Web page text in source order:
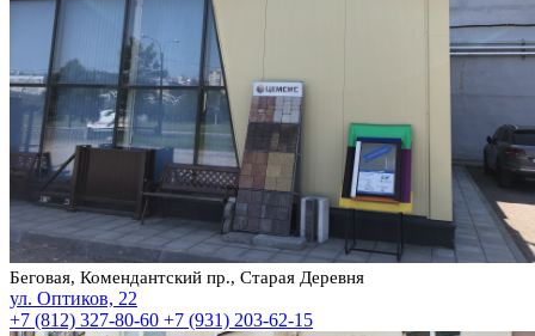
Беговая, Комендантский пр., Старая Деревня
ул. Оптиков, 22
+7 (812) 327-80-60 +7 (931) 203-62-15